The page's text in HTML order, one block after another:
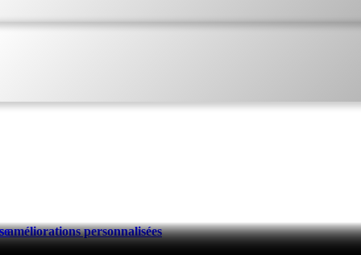
personnalisées